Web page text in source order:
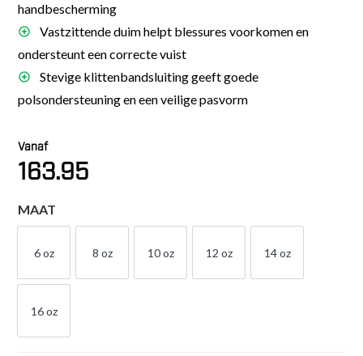
handbescherming
Vastzittende duim helpt blessures voorkomen en
ondersteunt een correcte vuist
Stevige klittenbandsluiting geeft goede
polsondersteuning en een veilige pasvorm
Vanaf
163.95
MAAT
6 oz
6 OZ
8 oz
8 OZ
10 oz
10 OZ
12 oz
12 OZ
14 oz
14 OZ
16 oz
16 OZ